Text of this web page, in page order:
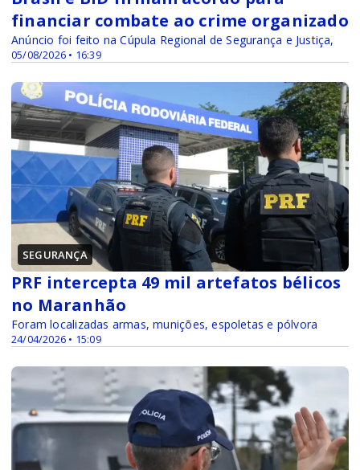
05/08/2026 • 16:39
financiar combate ao crime organizado
Anúncio foi feito na Cúpula Regional de Segurança e Justiça,
SEGURANÇA
24/04/2026 • 15:09
PRF intercepta 49 mil artefatos bélicos
no Maranhão
Foram localizadas armas, munições, espoletas e pólvora